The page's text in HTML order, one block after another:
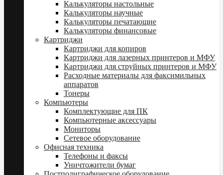
Калькуляторы настольные
Калькуляторы научные
Калькуляторы печатающие
Калькуляторы финансовые
Картриджи
Картриджи для копиров
Картриджи для лазерных принтеров и МФУ
Картриджи для струйных принтеров и МФУ
Расходные материалы для факсимильных
аппаратов
Тонеры
Компьютеры
Комплектующие для ПК
Компьютерные аксессуары
Мониторы
Сетевое оборудование
Офисная техника
Телефоны и факсы
Уничтожители бумаг